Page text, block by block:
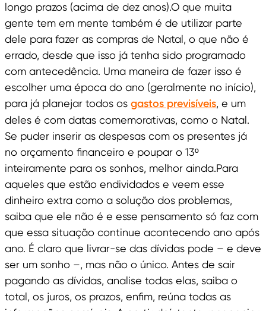
longo prazos (acima de dez anos).O que muita
gente tem em mente também é de utilizar parte
dele para fazer as compras de Natal, o que não é
errado, desde que isso já tenha sido programado
com antecedência. Uma maneira de fazer isso é
escolher uma época do ano (geralmente no início),
para já planejar todos os gastos previsíveis, e um
deles é com datas comemorativas, como o Natal.
Se puder inserir as despesas com os presentes já
no orçamento financeiro e poupar o 13º
inteiramente para os sonhos, melhor ainda.Para
aqueles que estão endividados e veem esse
dinheiro extra como a solução dos problemas,
saiba que ele não é e esse pensamento só faz com
que essa situação continue acontecendo ano após
ano. É claro que livrar-se das dívidas pode – e deve
ser um sonho –, mas não o único. Antes de sair
pagando as dívidas, analise todas elas, saiba o
total, os juros, os prazos, enfim, reúna todas as